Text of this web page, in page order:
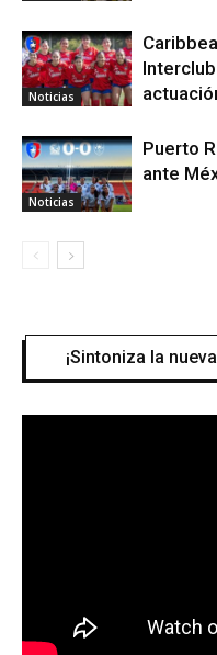
Noticias
Noticias
Puerto
ante
¡Sintoniza la